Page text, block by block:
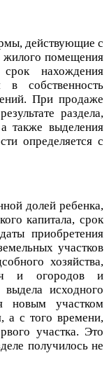
действующие с
жилого помещения
нахождения
в собственность
При продаже
раздела,
также выделения
определяется с
долей ребенка,
капитала, срок
приобретения
участков
хозяйства,
и огородов и
выдела исходного
новым участком
а с того времени,
участка. Это
получилось не